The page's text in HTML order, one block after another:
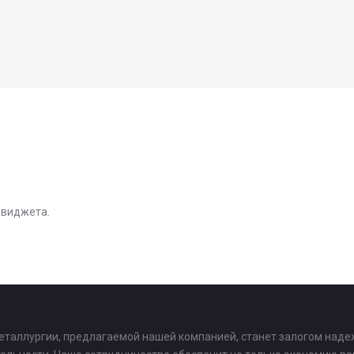
предлагаемой нашей компанией, станет залогом